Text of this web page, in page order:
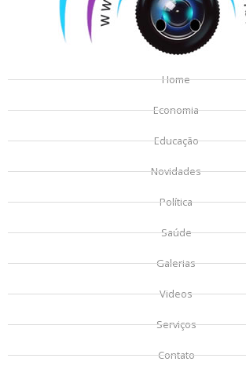
Home
Economia
Educação
Novidades
Política
Saúde
Galerias
Videos
Serviços
Contato